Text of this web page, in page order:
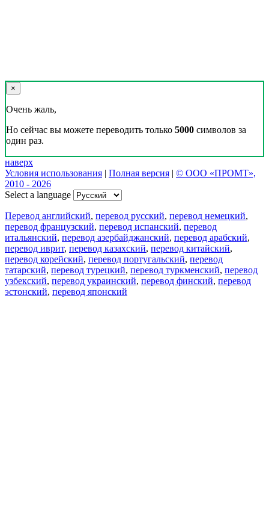
×
Очень жаль,
Но сейчас вы можете переводить только 5000 символов за
один раз.
наверх
Условия использования | Полная версия | © ООО «ПРОМТ»,
2010 - 2026
Select a language
Перевод английский, перевод русский, перевод немецкий,
перевод французский, перевод испанский, перевод
итальянский, перевод азербайджанский, перевод арабский,
перевод иврит, перевод казахский, перевод китайский,
перевод корейский, перевод португальский, перевод
татарский, перевод турецкий, перевод туркменский, перевод
узбекский, перевод украинский, перевод финский, перевод
эстонский, перевод японский